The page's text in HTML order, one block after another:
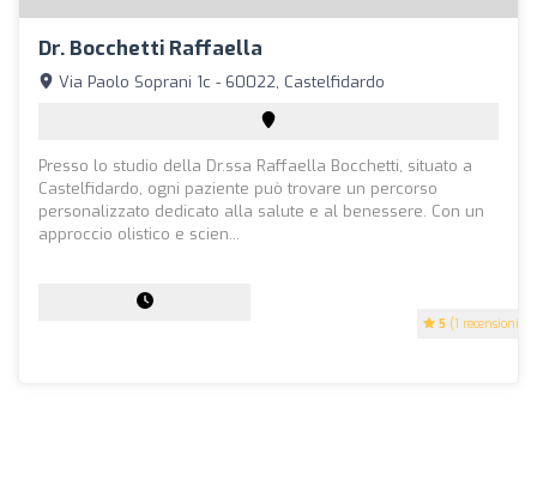
Dr. Bocchetti Raffaella
5 (1 recensioni)
Via Paolo Soprani 1c - 60022, Castelfidardo
Presso lo studio della Dr.ssa Raffaella Bocchetti, situato a
Castelfidardo, ogni paziente può trovare un percorso
personalizzato dedicato alla salute e al benessere. Con un
approccio olistico e scien...